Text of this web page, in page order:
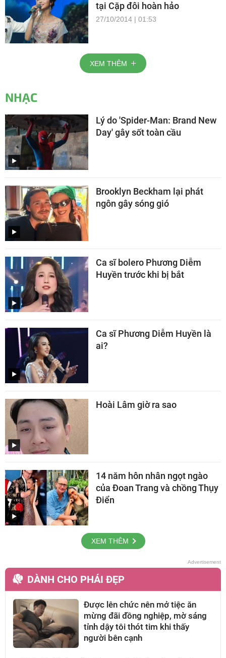
tại Cặp đôi hoàn hảo
27/10/2014 | 01:53
XEM THÊM
NHẠC
Lý do 'Spider-Man: Brand New
Day' gây sốt toàn cầu
Brooklyn Beckham lại phát
ngôn gây sóng gió
Ca sĩ bolero Phương Diễm
Huyền trước khi bị bắt
Ca sĩ Phương Diễm Huyền là
ai?
Hoài Lâm giờ ra sao
14 năm hôn nhân ngọt ngào
của Đoan Trang và chồng Thụy
Điển
XEM THÊM
DÀNH CHO PHÁI ĐẸP
Được lên chức nên mở tiệc ăn
mừng đãi đồng nghiệp, mờ sáng
tỉnh dậy tôi thót tim khi thấy
người bên cạnh